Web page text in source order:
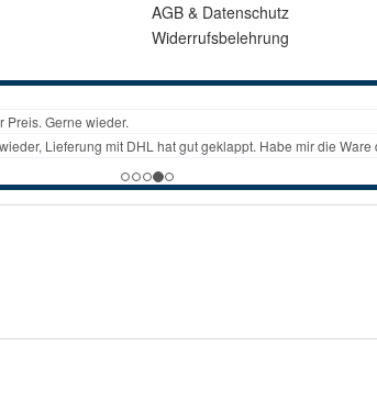
AGB & Datenschutz
Widerrufsbelehrung